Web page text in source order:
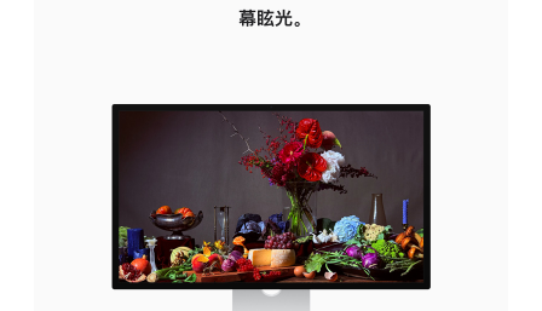
幕眩光。